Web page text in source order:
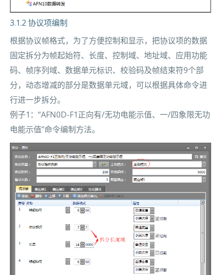
3.1.2 协议项编制
根据协议帧格式，为了方便控制和显示，把协议项的数据
固定拆分为帧起始符、长度、控制域、地址域、应用功能
码、帧序列域、数据单元标识、校验码及帧结束符9个部
分，动态增减的部分是数据单元域，可以根据具体命令进
行进一步拆分。
例子1：“AFN0D-F1正向有/无功电能示值、一/四象限无功
电能示值”命令编制方法。